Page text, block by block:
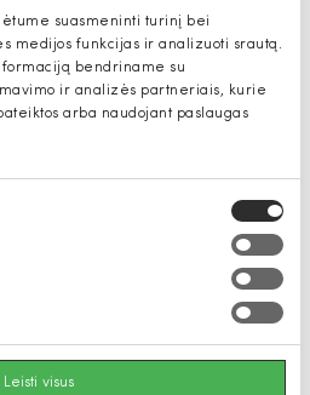
suasmeninti turinį bei
medijos funkcijas ir analizuoti srautą.
bendriname su
ir analizės partneriais, kurie
arba naudojant paslaugas
Leisti visus
drabužiai,
moterims